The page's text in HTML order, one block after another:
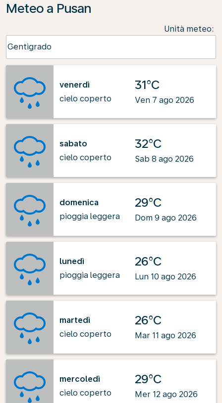
Meteo a Pusan
Unità meteo:
Centigrado
keyboard_arrow_down
venerdì
cielo coperto
31°C
Ven 7 ago 2026
sabato
cielo coperto
32°C
Sab 8 ago 2026
domenica
pioggia leggera
29°C
Dom 9 ago 2026
lunedì
pioggia leggera
26°C
Lun 10 ago 2026
martedì
cielo coperto
26°C
Mar 11 ago 2026
mercoledì
cielo coperto
29°C
Mer 12 ago 2026